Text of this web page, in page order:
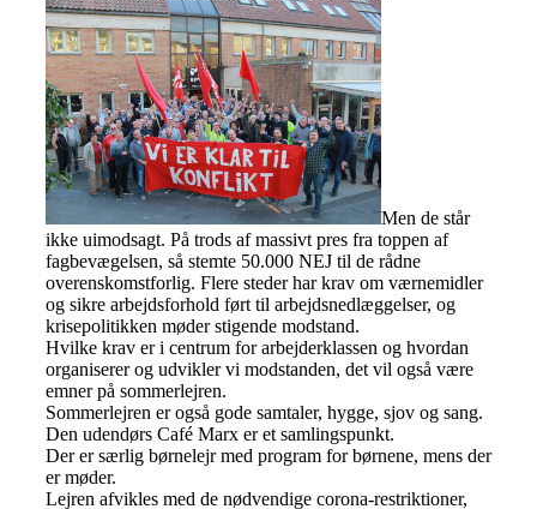
Men de står
ikke uimodsagt. På trods af massivt pres fra toppen af
fagbevægelsen, så stemte 50.000 NEJ til de rådne
overenskomstforlig. Flere steder har krav om værnemidler
og sikre arbejdsforhold ført til arbejdsnedlæggelser, og
krisepolitikken møder stigende modstand.
Hvilke krav er i centrum for arbejderklassen og hvordan
organiserer og udvikler vi modstanden, det vil også være
emner på sommerlejren.
Sommerlejren er også gode samtaler, hygge, sjov og sang.
Den udendørs Café Marx er et samlingspunkt.
Der er særlig børnelejr med program for børnene, mens der
er møder.
Lejren afvikles med de nødvendige corona-restriktioner,